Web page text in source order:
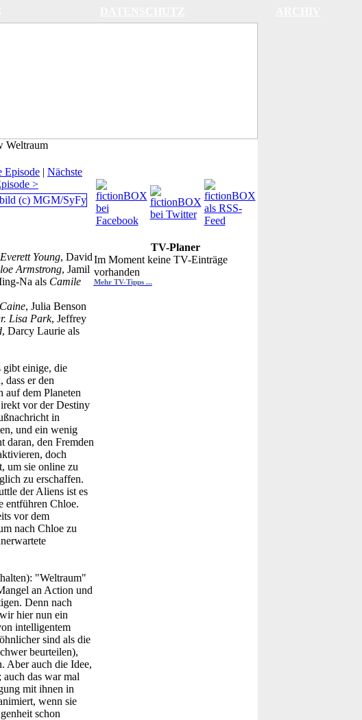
Weltraum
Episode | Nächste
>
Young, David
Armstrong, Jamil
Na als Camile
, Julia Benson
Lisa Park, Jeffrey
, Darcy Laurie als
gibt einige, die
er den
auf dem Planeten
vor der Destiny
in
und ein wenig
daran, den Fremden
doch
um sie online zu
zu erschaffen.
der Aliens ist es
entführen Chloe.
vor dem
nach Chloe zu
"Weltraum"
an Action und
Denn nach
hier nun ein
intelligentem
sind als die
beurteilen),
Aber auch die Idee,
das war mal
mit ihnen in
wenn sie
schon
TV-Planer
Im Moment keine TV-Einträge
vorhanden
Mehr TV-Tipps ...